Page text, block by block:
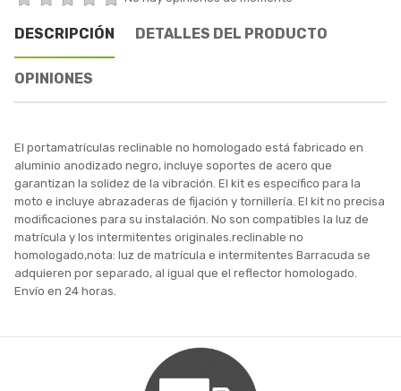
DESCRIPCIÓN DETALLES DEL PRODUCTO
OPINIONES
El portamatrículas reclinable no homologado está fabricado en
aluminio anodizado negro, incluye soportes de acero que
garantizan la solidez de la vibración. El kit es específico para la
moto e incluye abrazaderas de fijación y tornillería. El kit no precisa
modificaciones para su instalación. No son compatibles la luz de
matrícula y los intermitentes originales.reclinable no
homologado,nota: luz de matrícula e intermitentes Barracuda se
adquieren por separado, al igual que el reflector homologado.
Envío en 24 horas.